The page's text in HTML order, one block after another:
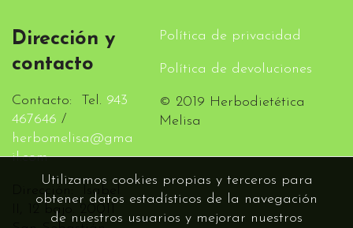
Dirección y
contacto
Contacto: Tel. 943
467646 /
herbomelisa@gma
il.com
Dirección: Isabel
II, 12 bajo. 20011
Política de privacidad
Política de devoluciones
© 2019 Herbodietética
Melisa
Utilizamos cookies propias y terceros para
obtener datos estadísticos de la navegación
de nuestros usuarios y mejorar nuestros